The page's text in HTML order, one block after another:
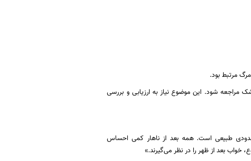
مراجعه شود. این موضوع نیاز به ارزیابی و بررسی
طبیعی است. همه بعد از ناهار کمی احساس
خواب بعد از ظهر را در نظر می‌گیرند.»